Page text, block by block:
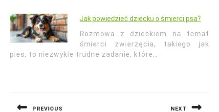
Jak powiedzieć dziecku o śmierci psa?
Rozmowa z dzieckiem na temat
śmierci zwierzęcia, takiego jak
pies, to niezwykle trudne zadanie, które…
PREVIOUS NEXT